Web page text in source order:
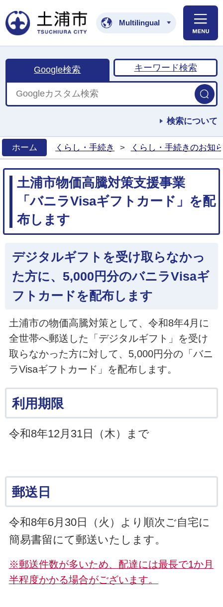
土浦市公式ホームペ
Multilingual
Google検索 キーワード検索
検索について
ホーム
くらし・手続き > くらし・手続きのお知
土浦市物価高騰対策支援事業
「バニラVisaギフトカード」を配
布します
デジタルギフトを受け取らなかっ
た方に、5,000円分のバニラVisaギ
フトカードを配布します
土浦市の物価高騰対策として、令和8年4月に
全世帯へ郵送した「デジタルギフト」を受け
取らなかった方に対して、5,000円分の「バニ
ラVisaギフトカード」を配布します。
利用期限
令和8年12月31日（木）まで
郵送日
令和8年6月30日（火）より順次ご自宅に
簡易書留にて郵送いたします。
※郵送件数が多いため、配達には最長で1か月
半程度かかる場合がございます。